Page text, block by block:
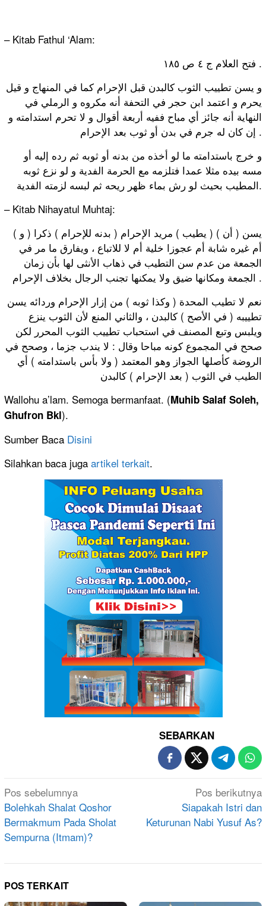
– Kitab Fathul ‘Alam:
فتح العلام ج ٤ ص ١٨٥ .
و يسن تطييب الثوب كالبدن قبل الإحرام كما في المنهاج و قيل
يحرم و اعتمد ابن حجر في التحفة أنه مكروه و الرملي في
النهاية أنه جائز أي مباح ففيه أربعة أقوال و لا تحرم استدامته و
إن كان له جرم في بدن أو ثوب بعد الإحرام .
و خرج باستدامته ما لو أخذه من بدنه أو ثوبه ثم رده إليه أو
مسه بيده مثلا عمدا فتلزمه مع الحرمة الفدية و لو نزع ثوبه
المطيب بحيث لو رش بماء ظهر ريحه ثم لبسه لزمته الفدية.
– Kitab Nihayatul Muhtaj:
( و ) يسن ( أن ) ( يطيب ) مريد الإحرام ( بدنه للإحرام ) ذكرا
أم غيره شابة أم عجوزا خلية أم لا للاتباع ، ويفارق ما مر في
الجمعة من عدم سن التطيب في ذهاب الأنثى لها بأن زمان
الجمعة ومكانها ضيق ولا يمكنها تجنب الرجال بخلاف الإحرام .
نعم لا تطيب المحدة ( وكذا ثوبه ) من إزار الإحرام وردائه يسن
تطييبه ( في الأصح ) كالبدن ، والثاني المنع لأن الثوب ينزع
ويلبس وتبع المصنف في استحباب تطييب الثوب المحرر لكن
صحح في المجموع كونه مباحا وقال : لا يندب جزما ، وصحح في
الروضة كأصلها الجواز وهو المعتمد ( ولا بأس باستدامته ) أي
الطيب في الثوب ( بعد الإحرام ) كالبدن
Wallohu a’lam. Semoga bermanfaat. (Muhib Salaf Soleh,
Ghufron Bkl).
Sumber Baca Disini
Silahkan baca juga artikel terkait.
SEBARKAN
Navigasi
pos
Pos sebelumnya
Bolehkah Shalat Qoshor
Bermakmum Pada Sholat
Sempurna (Itmam)?
Pos berikutnya
Siapakah Istri dan
Keturunan Nabi Yusuf As?
POS TERKAIT